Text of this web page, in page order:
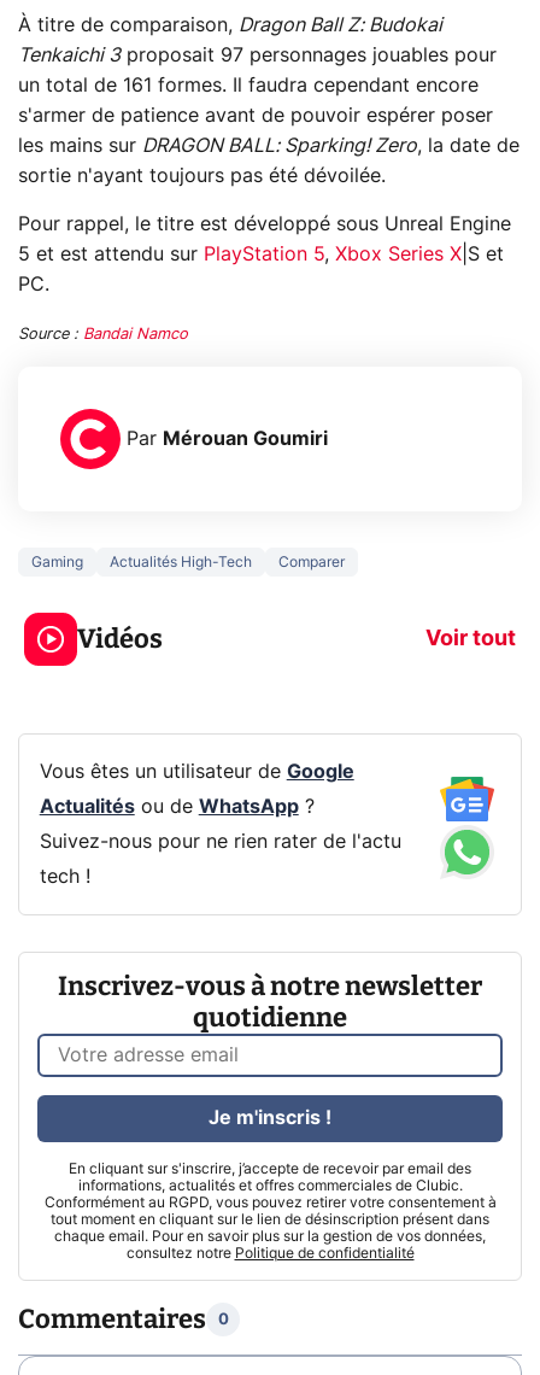
À titre de comparaison, Dragon Ball Z: Budokai
Tenkaichi 3proposait 97 personnages jouables pour
un total de 161 formes. Il faudra cependant encore
s'armer de patience avant de pouvoir espérer poser
les mains sur DRAGON BALL: Sparking! Zero, la date de
sortie n'ayant toujours pas été dévoilée.
Pour rappel, le titre est développé sous Unreal Engine
5 et est attendu sur PlayStation 5, Xbox Series X |S et
PC.
Source : Bandai Namco
Par Mérouan Goumiri
Gaming Actualités High-Tech Comparer
Vidéos Voir tout
5 générations de
jeux dans la
prochaine Xbox !
navigation
Vous êtes un utilisateur de Google
Actualitésou de WhatsApp?
Suivez-nous pour ne rien rater de l'actu
tech !
Inscrivez-vous à notre newsletter
quotidienne
En cliquant sur s'inscrire, j’accepte de recevoir par email des
informations, actualités et offres commerciales de Clubic.
Conformément au RGPD, vous pouvez retirer votre consentement à
tout moment en cliquant sur le lien de désinscription présent dans
chaque email. Pour en savoir plus sur la gestion de vos données,
consultez notre Politique de confidentialité
Je m'inscris !
Commentaires 0